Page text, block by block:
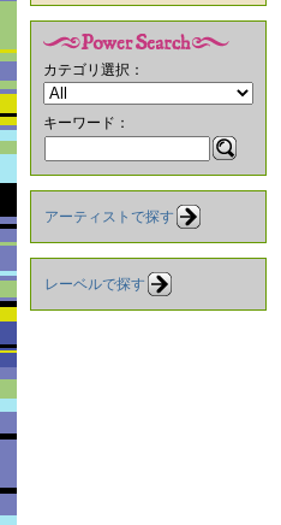
カテゴリ選択：
キーワード：
アーティストで探す
レーベルで探す